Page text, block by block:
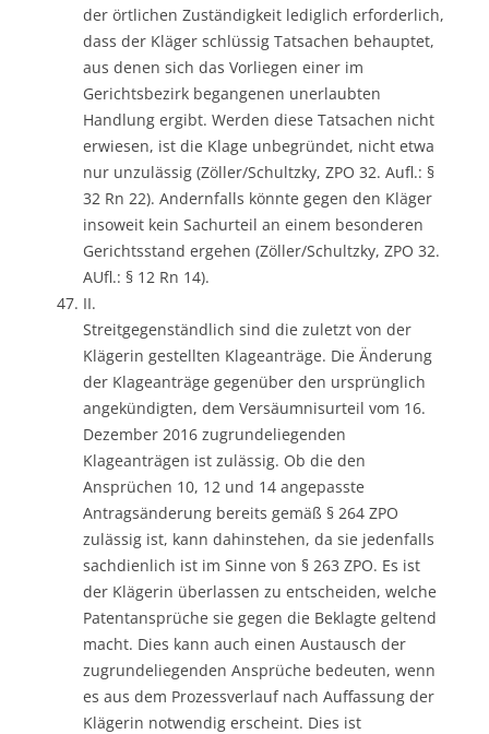
der örtlichen Zuständigkeit lediglich erforderlich,
dass der Kläger schlüssig Tatsachen behauptet,
aus denen sich das Vorliegen einer im
Gerichtsbezirk begangenen unerlaubten
Handlung ergibt. Werden diese Tatsachen nicht
erwiesen, ist die Klage unbegründet, nicht etwa
nur unzulässig (Zöller/Schultzky, ZPO 32. Aufl.: §
32 Rn 22). Andernfalls könnte gegen den Kläger
insoweit kein Sachurteil an einem besonderen
Gerichtsstand ergehen (Zöller/Schultzky, ZPO 32.
AUfl.: § 12 Rn 14).
II.
Streitgegenständlich sind die zuletzt von der
Klägerin gestellten Klageanträge. Die Änderung
der Klageanträge gegenüber den ursprünglich
angekündigten, dem Versäumnisurteil vom 16.
Dezember 2016 zugrundeliegenden
Klageanträgen ist zulässig. Ob die den
Ansprüchen 10, 12 und 14 angepasste
Antragsänderung bereits gemäß § 264 ZPO
zulässig ist, kann dahinstehen, da sie jedenfalls
sachdienlich ist im Sinne von § 263 ZPO. Es ist
der Klägerin überlassen zu entscheiden, welche
Patentansprüche sie gegen die Beklagte geltend
macht. Dies kann auch einen Austausch der
zugrundeliegenden Ansprüche bedeuten, wenn
es aus dem Prozessverlauf nach Auffassung der
Klägerin notwendig erscheint. Dies ist